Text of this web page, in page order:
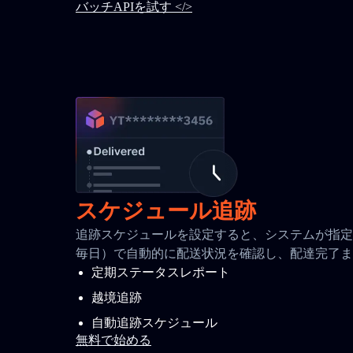
バッチAPIを試す </>
スケジュール追跡
追跡スケジュールを設定すると、システムが指
毎日）で自動的に配送状況を確認し、配達完了
定期ステータスレポート
越境追跡
自動追跡スケジュール
無料で始める